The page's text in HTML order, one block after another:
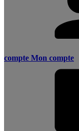
compte Mon compte